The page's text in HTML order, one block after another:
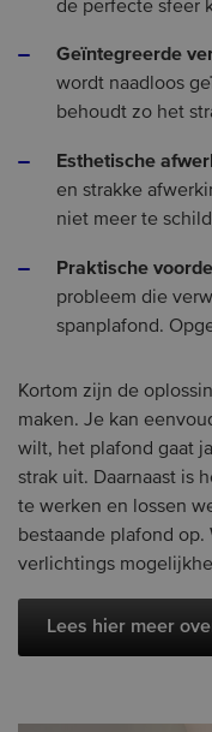
de perfecte sfeer
Geïntegreerde
wordt naadloos
behoudt zo het
Esthetische
en strakke
niet meer te
Praktische
probleem die
spanplafond.
Kortom zijn de
maken. Je kan
wilt, het plafond gaat
strak uit. Daarnaast is
te werken en lossen
bestaande plafond
verlichtings
Lees hier meer